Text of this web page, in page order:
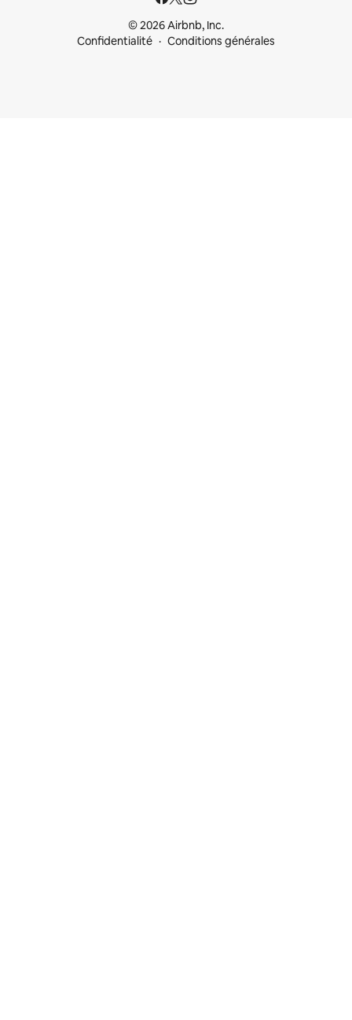
© 2026 Airbnb, Inc.
Confidentialité
Conditions générales